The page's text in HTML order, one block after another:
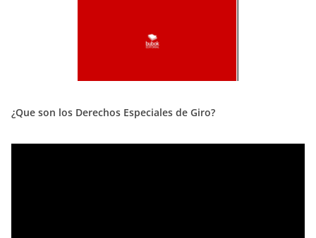
¿Que son los Derechos Especiales de Giro?